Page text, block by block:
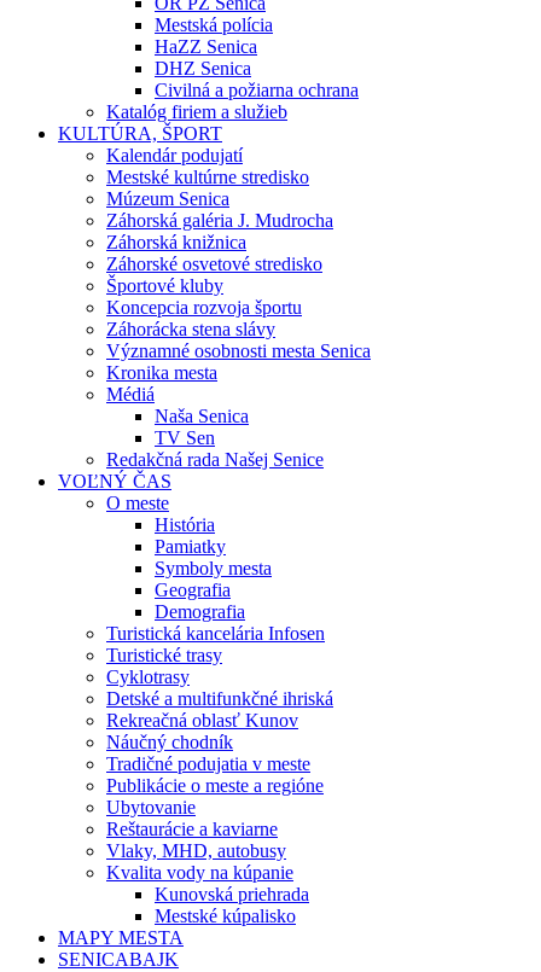
Mestská polícia
HaZZ Senica
DHZ Senica
Civilná a požiarna ochrana
Katalóg firiem a služieb
KULTÚRA, ŠPORT
Kalendár podujatí
Mestské kultúrne stredisko
Múzeum Senica
Záhorská galéria J. Mudrocha
Záhorská knižnica
Záhorské osvetové stredisko
Športové kluby
Koncepcia rozvoja športu
Záhorácka stena slávy
Významné osobnosti mesta Senica
Kronika mesta
Médiá
Naša Senica
TV Sen
Redakčná rada Našej Senice
VOĽNÝ ČAS
O meste
História
Pamiatky
Symboly mesta
Geografia
Demografia
Turistická kancelária Infosen
Turistické trasy
Cyklotrasy
Detské a multifunkčné ihriská
Rekreačná oblasť Kunov
Náučný chodník
Tradičné podujatia v meste
Publikácie o meste a regióne
Ubytovanie
Reštaurácie a kaviarne
Vlaky, MHD, autobusy
Kvalita vody na kúpanie
Kunovská priehrada
Mestské kúpalisko
MAPY MESTA
SENICABAJK